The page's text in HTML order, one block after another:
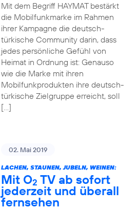
Mit dem Begriff HAYMAT bestärkt
die Mobilfunkmarke im Rahmen
ihrer Kampagne die deutsch-
türkische Community darin, dass
jedes persönliche Gefühl von
Heimat in Ordnung ist: Genauso
wie die Marke mit ihren
Mobilfunkprodukten ihre deutsch-
türkische Zielgruppe erreicht, soll
[…]
02. Mai 2019
LACHEN, STAUNEN, JUBELN, WEINEN:
Mit O2 TV ab sofort
jederzeit und überall
fernsehen